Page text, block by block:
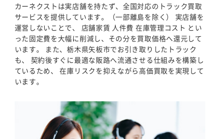
カーネクストは実店舗を持たず、全国対応のトラック買取
サービスを提供しています。（一部離島を除く） 実店舗を
運営しないことで、 店舗家賃 人件費 在庫管理コスト とい
った固定費を大幅に削減し、その分を買取価格へ還元して
います。 また、栃木県矢板市でお引き取りしたトラック
も、 契約後すぐに最適な販路へ流通させる仕組みを構築し
ているため、 在庫リスクを抑えながら高価買取を実現して
います。